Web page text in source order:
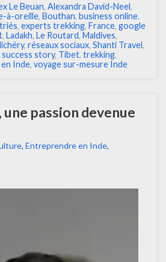
Le Beuan, Alexandra David-Neel,
à-oreille, Bouthan, business online,
, experts trekking, France, google
, Ladakh, Le Routard, Maldives,
, réseaux sociaux, Shanti Travel,
success story, Tibet, trekking,
Inde, voyage sur-mesure Inde
une passion devenue
, Entreprendre en Inde,